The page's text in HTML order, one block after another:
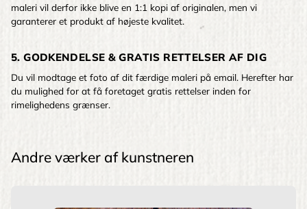
maleri vil derfor ikke blive en 1:1 kopi af originalen, men vi
garanterer et produkt af højeste kvalitet.
5. GODKENDELSE & GRATIS RETTELSER AF DIG
Du vil modtage et foto af dit færdige maleri på email. Herefter har
du mulighed for at få foretaget gratis rettelser inden for
rimelighedens grænser.
Andre værker af kunstneren